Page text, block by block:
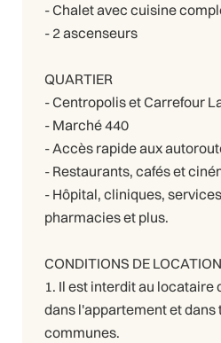
- Chalet avec cuisine
- 2 ascenseurs
QUARTIER
- Centropolis et Carrefour
- Marché 440
- Accès rapide aux
- Restaurants, cafés et
- Hôpital, cliniques,
pharmacies et plus.
CONDITIONS DE
1. Il est interdit au locataire
dans l'appartement et dans
communes.